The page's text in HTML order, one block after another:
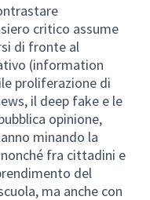
critico assume
di fronte al
(information
proliferazione di
il deep fake e le
opinione,
minando la
fra cittadini e
del
ma anche con